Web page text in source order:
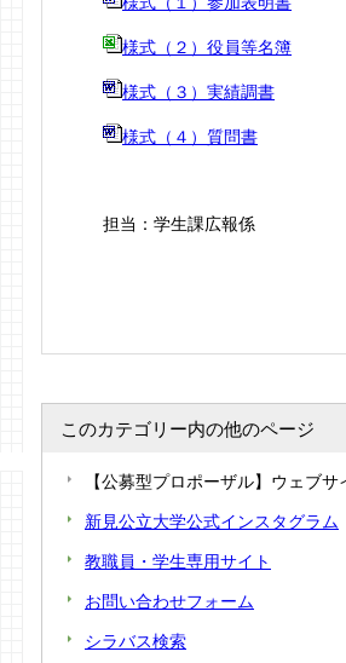
様式（２）役員等名簿
様式（３）実績調書
様式（４）質問書
担当：学生課広報係
このカテゴリー内の他のページ
【公募型プロポーザル】ウェブ
新見公立大学公式インスタグラム
教職員・学生専用サイト
お問い合わせフォーム
シラバス検索